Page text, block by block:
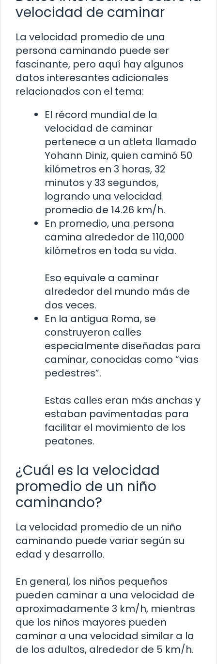
velocidad de caminar
La velocidad promedio de una
persona caminando puede ser
fascinante, pero aquí hay algunos
datos interesantes adicionales
relacionados con el tema:
El récord mundial de la
velocidad de caminar
pertenece a un atleta llamado
Yohann Diniz, quien caminó 50
kilómetros en 3 horas, 32
minutos y 33 segundos,
logrando una velocidad
promedio de 14.26 km/h.
En promedio, una persona
camina alrededor de 110,000
kilómetros en toda su vida.
Eso equivale a caminar
alrededor del mundo más de
dos veces.
En la antigua Roma, se
construyeron calles
especialmente diseñadas para
caminar, conocidas como “vias
pedestres”.
Estas calles eran más anchas y
estaban pavimentadas para
facilitar el movimiento de los
peatones.
¿Cuál es la velocidad
promedio de un niño
caminando?
La velocidad promedio de un niño
caminando puede variar según su
edad y desarrollo.
En general, los niños pequeños
pueden caminar a una velocidad de
aproximadamente 3 km/h, mientras
que los niños mayores pueden
caminar a una velocidad similar a la
de los adultos, alrededor de 5 km/h.